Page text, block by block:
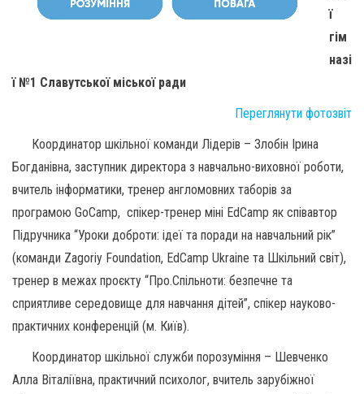
ї
гім
назі
ї №1 Славутської міської ради
Переглянути фотозвіт
Координатор шкільної команди Лідерів – Злобін Ірина
Богданівна, заступник директора з навчально-виховної роботи,
вчитель інформатики, тренер англомовних таборів за
програмою GoCamp, спікер-тренер міні EdCamp як співавтор
Підручника “Уроки доброти: ідеї та поради на навчальний рік”
(команди Zagoriy Foundation, EdCamp Ukraine та Шкільний світ),
тренер в межах проєкту “Про.Спільноти: безпечне та
сприятливе середовище для навчання дітей”, спікер науково-
практичних конференцій (м. Київ).
Координатор шкільної служби порозуміння – Шевченко
Алла Віталіївна, практичний психолог, вчитель зарубіжної